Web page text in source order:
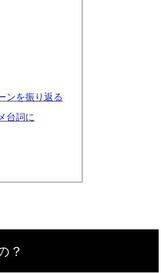
ンを振り返る
台詞に
？